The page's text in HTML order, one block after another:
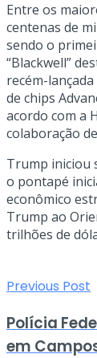
Entre os
centenas de
sendo o
“Blackwell”
recém-
de chips
acordo com a
colaboração
Trump iniciou
o pontapé
econômico
Trump ao
trilhões de
Previous Post
Polícia
em